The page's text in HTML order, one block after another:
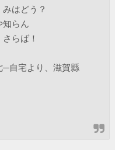
はどう？
らん
らば！
自宅より、滋賀縣